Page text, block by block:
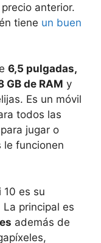
anterior.
tiene un buen
6,5 pulgadas,
GB de RAM y
Es un móvil
todos las
jugar o
le funcionen
10 es su
principal es
además de